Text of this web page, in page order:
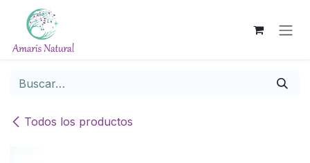
Ir al contenido
Todos los productos